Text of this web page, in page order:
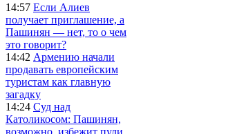
14:57 Если Алиев
получает приглашение, а
Пашинян — нет, то о чем
это говорит?
14:42 Армению начали
продавать европейским
туристам как главную
загадку
14:24 Суд над
Католикосом: Пашинян,
возможно, избежит пули,